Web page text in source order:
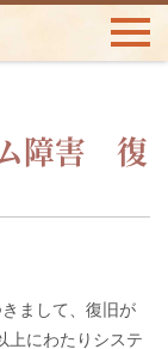
障害 復
まして、復旧が
上にわたりシステ